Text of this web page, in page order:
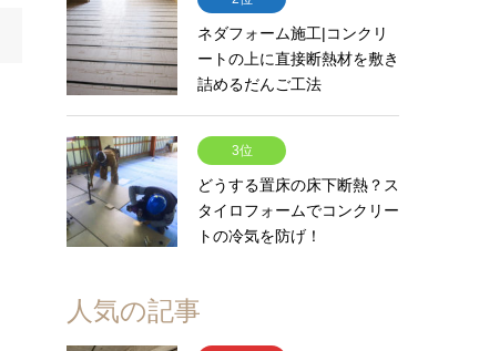
ネダフォーム施工|コンクリ
ートの上に直接断熱材を敷き
詰めるだんご工法
3位
どうする置床の床下断熱？ス
タイロフォームでコンクリー
トの冷気を防げ！
人気の記事